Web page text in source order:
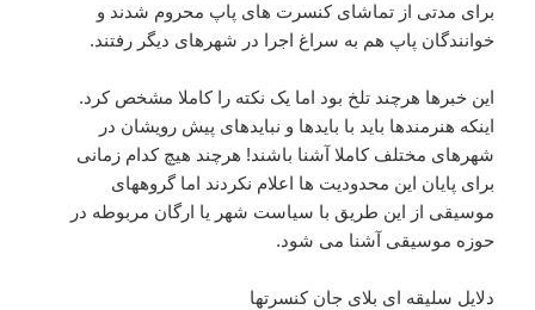
برای مدتی از تماشای کنسرت های پاپ محروم شدند و
خوانندگان پاپ هم به سراغ اجرا در شهرهای دیگر رفتند.
این خبرها هرچند تلخ بود اما یک نکته را کاملا مشخص کرد.
اینکه هنرمندها باید با بایدها و نبایدهای پیش رویشان در
شهرهای مختلف کاملا آشنا باشند! هرچند هیچ کدام زمانی
برای پایان این محدودیت ها اعلام نکردند اما گروههای
موسیقی از این طریق با سیاست شهر یا ارگان مربوطه در
حوزه موسیقی آشنا می شود.
دلایل سلیقه ای بلای جان کنسرتها